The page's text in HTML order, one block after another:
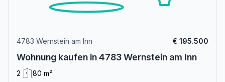
4783 Wernstein am Inn € 195.500
Wohnung kaufen in 4783 Wernstein am Inn
2
80 m²